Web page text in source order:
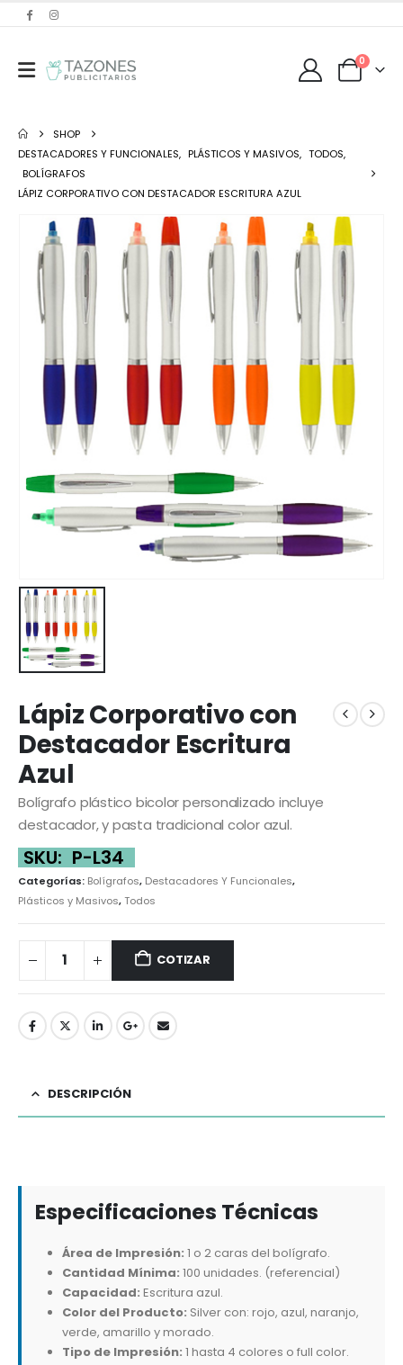
0
SHOP
DESTACADORES Y FUNCIONALES, PLÁSTICOS Y MASIVOS, TODOS,
BOLÍGRAFOS
LÁPIZ CORPORATIVO CON DESTACADOR ESCRITURA AZUL
Lápiz Corporativo con
Destacador Escritura
Azul
Bolígrafo plástico bicolor personalizado incluye
destacador, y pasta tradicional color azul.
SKU: P-L34
Categorías: Bolígrafos, Destacadores Y Funcionales,
Plásticos y Masivos,Todos
COTIZAR
DESCRIPCIÓN
Especificaciones Técnicas
Área de Impresión: 1 o 2 caras del bolígrafo.
Cantidad Mínima: 100 unidades. (referencial)
Capacidad: Escritura azul.
Color del Producto: Silver con: rojo, azul, naranjo,
verde, amarillo y morado.
Tipo de Impresión: 1 hasta 4 colores o full color.